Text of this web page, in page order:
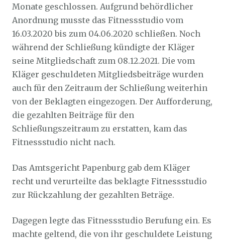
Monate geschlossen. Aufgrund behördlicher
Anordnung musste das Fitnessstudio vom
16.03.2020 bis zum 04.06.2020 schließen. Noch
während der Schließung kündigte der Kläger
seine Mitgliedschaft zum 08.12.2021. Die vom
Kläger geschuldeten Mitgliedsbeiträge wurden
auch für den Zeitraum der Schließung weiterhin
von der Beklagten eingezogen. Der Aufforderung,
die gezahlten Beiträge für den
Schließungszeitraum zu erstatten, kam das
Fitnessstudio nicht nach.
Das Amtsgericht Papenburg gab dem Kläger
recht und verurteilte das beklagte Fitnessstudio
zur Rückzahlung der gezahlten Beträge.
Dagegen legte das Fitnessstudio Berufung ein. Es
machte geltend, die von ihr geschuldete Leistung